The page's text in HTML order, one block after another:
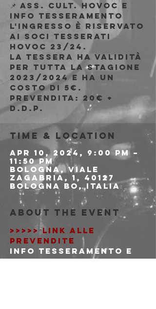
📌 Ass. cult. HOVOC e
INFO TESSERAMENTO
L'ingresso è riservato
ai soci tesserati
HOVOC 23/24.
La tessera ha validità
per tutta la stagione
2023/2024 e ha un
costo di 5€.
Prevendita: 20€ +
d.d.p.
Time & Location
Apr 10, 2024, 9:00 PM –
11:50 PM
Bologna, Viale
Zagabria, 1, 40127
Bologna BO, Italia
About the event
>>>>> LINK ALLE
PREVENDITE
Info tesseramento e
delega minorenni: